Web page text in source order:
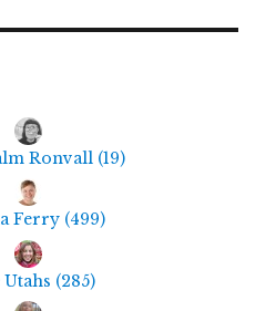
Ronvall (19)
Ferry (499)
Utahs (285)